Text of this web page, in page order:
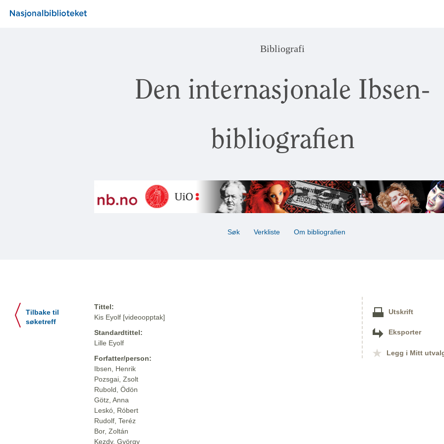
Bibliografi
Den internasjonale Ibsen-
bibliografien
Søk Verkliste Om bibliografien
Tilbake til
søketreff
Tittel:
Kis Eyolf [videoopptak]
Standardtittel:
Lille Eyolf
Forfatter/person:
Ibsen, Henrik
Pozsgai, Zsolt
Rubold, Ödön
Götz, Anna
Leskó, Róbert
Rudolf, Teréz
Bor, Zoltán
Kezdy, György
Utskrift
Eksporter
Legg i Mitt